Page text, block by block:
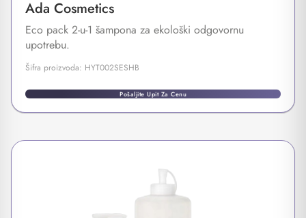
Ada Cosmetics
Eco pack 2-u-1 šampona za ekološki odgovornu
upotrebu.
Šifra proizvoda: HYT002SESHB
Pošaljite Upit Za Cenu